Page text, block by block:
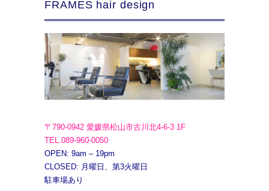
FRAMES hair design
〒790-0942 愛媛県松山市古川北4-6-3 1F
TEL.089-960-0050
OPEN: 9am – 19pm
CLOSED: 月曜日、第3火曜日
駐車場あり